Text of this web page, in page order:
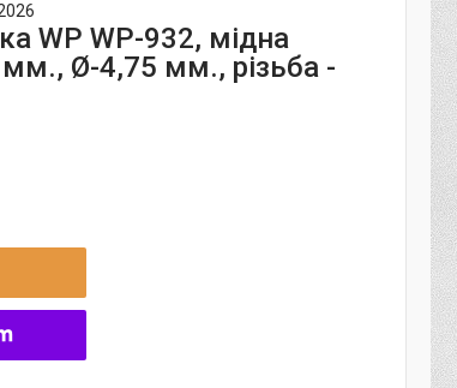
WP WP-932, мідна
Ø-4,75 мм., різьба -